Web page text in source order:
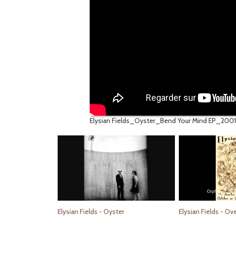
Elysian Fields_Oyster_Bend Your Mind EP_2001
Elysian Fields - Oyster